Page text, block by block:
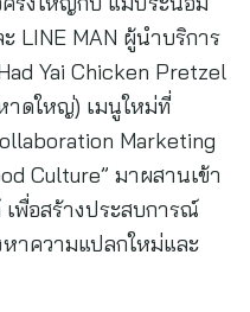
LINE MAN ผู้นำบริการ
Yai Chicken Pretzel
าดใหญ่) เมนูใหม่ที่
Marketing
Culture” มาผสานเข้า
พื่อสร้างประสบการณ์
าความแปลกใหม่และ